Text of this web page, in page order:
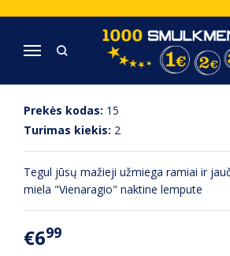
Navigacija
Pagrindinis Naktinės lemputės Lemputė
LEMPUTĖ "VIENARAGIS"
Prekės kodas: 15
Turimas kiekis: 2
Tegul jūsų mažieji užmiega ramiai ir
miela "Vienaragio" naktine lempute
€699